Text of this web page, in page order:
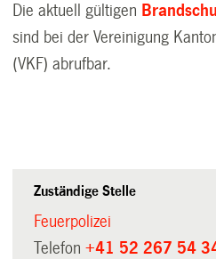
Die aktuell gültigen
sind bei der Vereinigung
(VKF) abrufbar.
Zuständige Stelle
Feuerpolizei
Telefon+41 52 267 54